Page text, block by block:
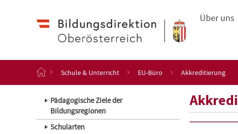
Über uns
r
s
e
Schule & Unterricht EU-Büro Akkreditierung
Pädagogische Ziele der
Bildungsregionen
Schularten